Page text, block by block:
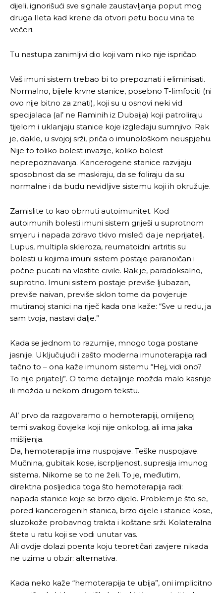
dijeli, ignorišući sve signale zaustavljanja poput mog
druga Ileta kad krene da otvori petu bocu vina te
večeri.
Tu nastupa zanimljivi dio koji vam niko nije ispričao.
Vaš imuni sistem trebao bi to prepoznati i eliminisati.
Normalno, bijele krvne stanice, posebno T-limfociti (ni
ovo nije bitno za znati), koji su u osnovi neki vid
specijalaca (al’ ne Raminih iz Dubaija) koji patroliraju
tijelom i uklanjaju stanice koje izgledaju sumnjivo. Rak
je, dakle, u svojoj srži, priča o imunološkom neuspjehu.
Nije to toliko bolest invazije, koliko bolest
neprepoznavanja. Kancerogene stanice razvijaju
sposobnost da se maskiraju, da se foliraju da su
normalne i da budu nevidljive sistemu koji ih okružuje.
Zamislite to kao obrnuti autoimunitet. Kod
autoimunih bolesti imuni sistem griješi u suprotnom
smjeru i napada zdravo tkivo misleći da je neprijatelj.
Lupus, multipla skleroza, reumatoidni artritis su
bolesti u kojima imuni sistem postaje paranoičan i
počne pucati na vlastite civile. Rak je, paradoksalno,
suprotno. Imuni sistem postaje previše ljubazan,
previše naivan, previše sklon tome da povjeruje
mutiranoj stanici na riječ kada ona kaže: “Sve u redu, ja
sam tvoja, nastavi dalje.”
Kada se jednom to razumije, mnogo toga postane
jasnije. Uključujući i zašto moderna imunoterapija radi
tačno to – ona kaže imunom sistemu “Hej, vidi ono?
To nije prijatelj”. O tome detaljnije možda malo kasnije
ili možda u nekom drugom tekstu.
Al’ prvo da razgovaramo o hemoterapiji, omiljenoj
temi svakog čovjeka koji nije onkolog, ali ima jaka
mišljenja.
Da, hemoterapija ima nuspojave. Teške nuspojave.
Mučnina, gubitak kose, iscrpljenost, supresija imunog
sistema. Nikome se to ne želi. To je, međutim,
direktna posljedica toga što hemoterapija radi:
napada stanice koje se brzo dijele. Problem je što se,
pored kancerogenih stanica, brzo dijele i stanice kose,
sluzokože probavnog trakta i koštane srži. Kolateralna
šteta u ratu koji se vodi unutar vas.
Ali ovdje dolazi poenta koju teoretičari zavjere nikada
ne uzima u obzir: alternativa.
Kada neko kaže “hemoterapija te ubija”, oni implicitno